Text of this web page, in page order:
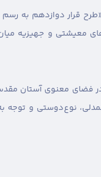
قرار دوازدهم به رسم
معیشتی و جهیزیه میان
در فضای معنوی آستان
نوع‌دوستی و توجه